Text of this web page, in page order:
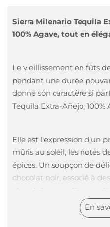
Sierra Milenario Tequila
100% Agave, tout en
Le vieillissement en fûts
pendant une durée
donne son caractère si
Tequila Extra-Añejo, 100%
Elle est l’expression d’un
mûris au soleil, les notes
épices. Un soupçon de
chocolat noir, associé à
aboutit à un profil gustatif
En